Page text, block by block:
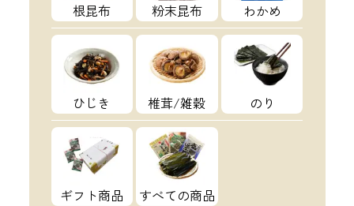
根昆布 粉末昆布 わかめ
ひじき 椎茸/雑穀 のり
ギフト商品 すべての商品